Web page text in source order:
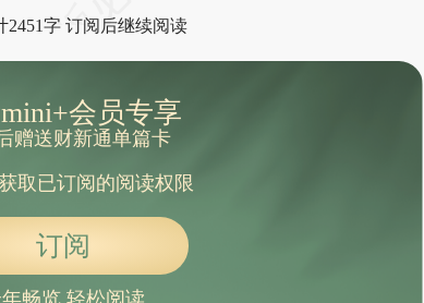
2451字 订阅后继续阅读
会员专享
赠送财新通单篇卡
取已订阅的阅读权限
订阅
畅览 轻松阅读